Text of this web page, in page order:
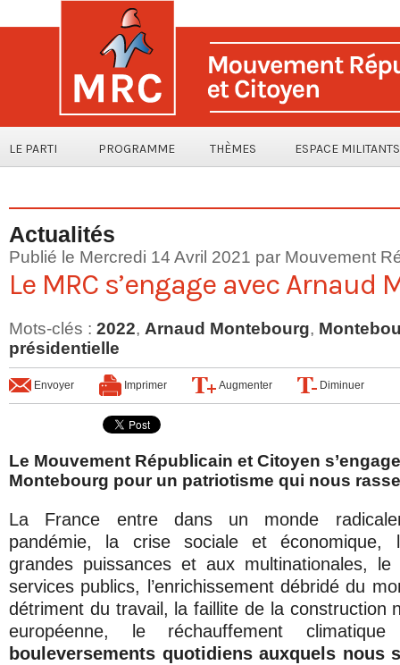
LE PARTI PROGRAMME THÈMES ESPACE MILITANTS
Actualités
Publié le Mercredi 14 Avril 2021 par Mouvement
Le MRC s’engage avec Arnaud
Mots-clés : 2022, Arnaud Montebourg,
présidentielle
Envoyer Imprimer Augmenter Diminuer
Le Mouvement Républicain et Citoyen
Montebourg pour un patriotisme qui nous
La France entre dans un monde
pandémie, la crise sociale et économique,
grandes puissances et aux multinationales, le
services publics, l’enrichissement débridé du
détriment du travail, la faillite de la construction
européenne, le réchauffement
bouleversements quotidiens auxquels nous